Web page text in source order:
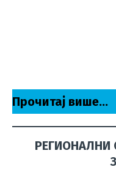
Прочитај више…
РЕГИОНАЛНИ